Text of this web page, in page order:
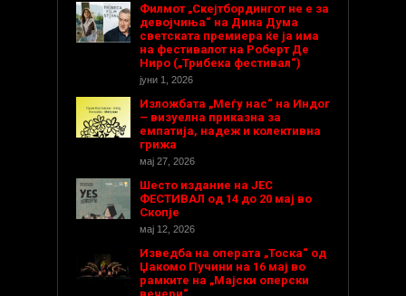
Филмот „Скејтбордингот не е за
девојчиња“ на Дина Дума
светската премиера ќе ја има
на фестивалот на Роберт Де
Ниро („Трибека фестивал“)
јуни 1, 2026
Изложбата „Меѓу нас“ на Индог
– визуелна приказна за
емпатија, надеж и колективна
грижа
мај 27, 2026
Шесто издание на ЈЕС
ФЕСТИВАЛ од 14 до 20 мај во
Скопје
мај 12, 2026
Изведба на операта „Тоска“ од
Џакомо Пучини на 16 мај во
рамките на „Мајски оперски